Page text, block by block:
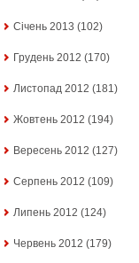
Січень 2013 (102)
Грудень 2012 (170)
Листопад 2012 (181)
Жовтень 2012 (194)
Вересень 2012 (127)
Серпень 2012 (109)
Липень 2012 (124)
Червень 2012 (179)